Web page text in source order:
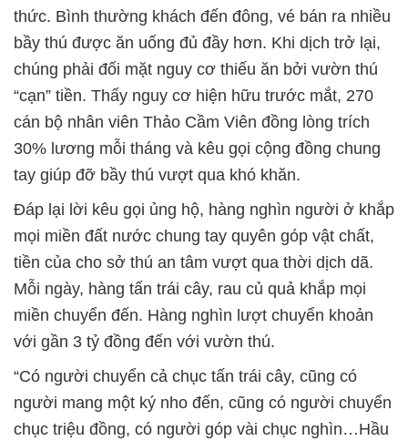
thức. Bình thường khách đến đông, vé bán ra nhiều
bầy thú được ăn uống đủ đầy hơn. Khi dịch trở lại,
chúng phải đối mặt nguy cơ thiếu ăn bởi vườn thú
“cạn” tiền. Thấy nguy cơ hiện hữu trước mắt, 270
cán bộ nhân viên Thảo Cầm Viên đồng lòng trích
30% lương mỗi tháng và kêu gọi cộng đồng chung
tay giúp đỡ bầy thú vượt qua khó khăn.
Đáp lại lời kêu gọi ủng hộ, hàng nghìn người ở khắp
mọi miền đất nước chung tay quyên góp vật chất,
tiền của cho sở thú an tâm vượt qua thời dịch dã.
Mỗi ngày, hàng tấn trái cây, rau củ quả khắp mọi
miền chuyển đến. Hàng nghìn lượt chuyển khoản
với gần 3 tỷ đồng đến với vườn thú.
“Có người chuyển cả chục tấn trái cây, cũng có
người mang một ký nho đến, cũng có người chuyển
chục triệu đồng, có người góp vài chục nghìn…Hầu